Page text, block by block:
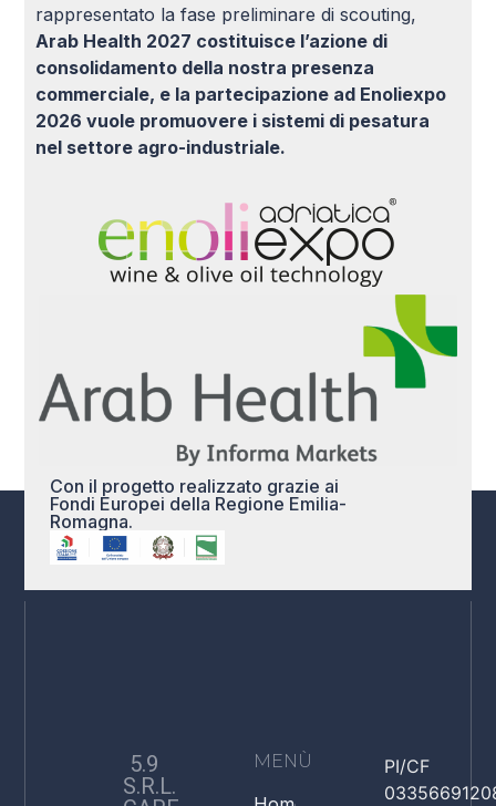
rappresentato la fase preliminare di scouting,
Arab Health 2027 costituisce l’azione di
consolidamento della nostra presenza
commerciale, e la partecipazione ad Enoliexpo
2026 vuole promuovere i sistemi di pesatura
nel settore agro-industriale.
Con il progetto realizzato grazie ai
Fondi Europei della Regione Emilia-
Romagna.
5.9
S.R.L.
MENÙ
PI/CF